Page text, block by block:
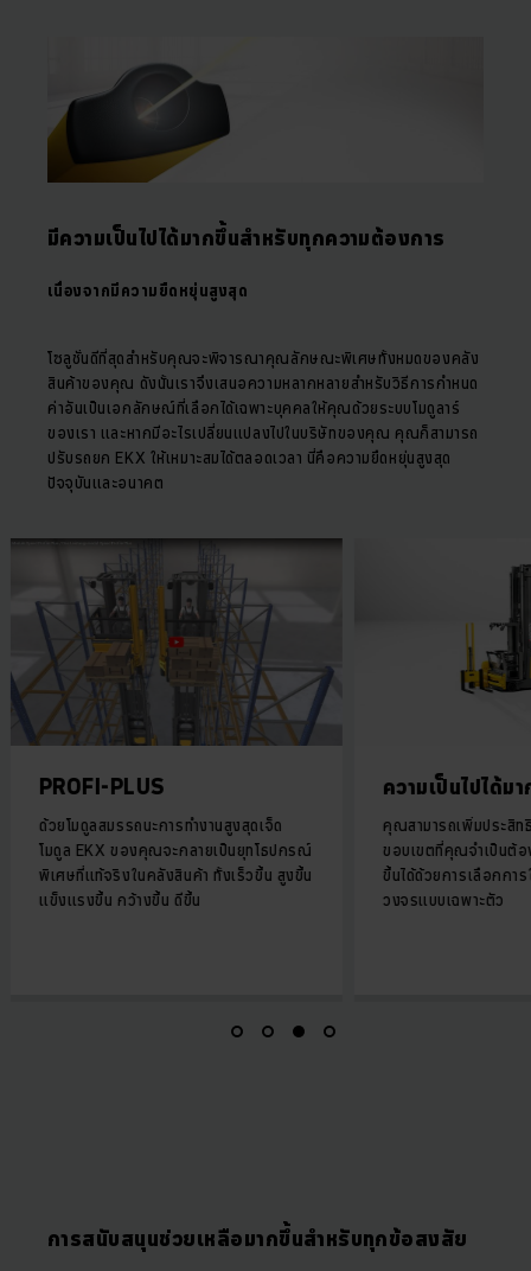
มีความเป็นไปได้มากขึ้นสำหรับทุกความต้องการ
เนื่องจากมีความยืดหยุ่นสูงสุด
โซลูชั่นดีที่สุดสำหรับคุณจะพิจารณาคุณลักษณะพิเศษทั้งหมดของคลัง
สินค้าของคุณ ดังนั้นเราจึงเสนอความหลากหลายสำหรับวิธีการกำหนด
ค่าอันเป็นเอกลักษณ์ที่เลือกได้เฉพาะบุคคลให้คุณด้วยระบบโมดูลาร์
ของเรา และหากมีอะไรเปลี่ยนแปลงไปในบริษัทของคุณ คุณก็สามารถ
ปรับรถยก EKX ให้เหมาะสมได้ตลอดเวลา นี่คือความยืดหยุ่นสูงสุด
ปัจจุบันและอนาคต
PROFI-PLUS
ด้วยโมดูลสมรรถนะการทำงานสูงสุดเจ็ด
โมดูล EKX ของคุณจะกลายเป็นยุทโธปกรณ์
พิเศษที่แท้จริงในคลังสินค้า ทั้งเร็วขึ้น สูงขึ้น
แข็งแรงขึ้น กว้างขึ้น ดีขึ้น
ความเป็นไปได้มา
คุณสามารถเพิ่มประสิท
ขอบเขตที่คุณจำเป็นต้อ
ขึ้นได้ด้วยการเลือกกา
วงจรแบบเฉพาะตัว
การสนับสนุนช่วยเหลือมากขึ้นสำหรับทุกข้อสงสัย